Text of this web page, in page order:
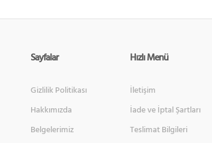
Sayfalar
Gizlilik Politikası
Hakkımızda
Belgelerimiz
Hızlı Menü
İletişim
İade ve İptal Şartları
Teslimat Bilgileri